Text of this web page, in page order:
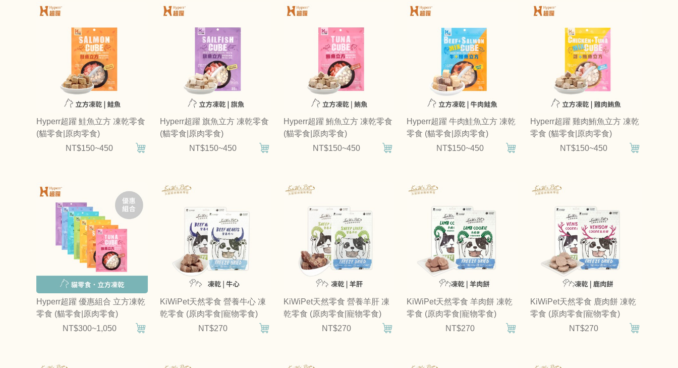
Hyperr超躍 鮭魚立方 凍乾零食
(貓零食|原肉零食)
NT$150~450
Hyperr超躍 旗魚立方 凍乾零食
(貓零食|原肉零食)
NT$150~450
Hyperr超躍 鮪魚立方 凍乾零食
(貓零食|原肉零食)
NT$150~450
Hyperr超躍 牛肉鮭魚立方 凍乾
零食 (貓零食|原肉零食)
NT$150~450
Hyperr超躍 雞肉鮪魚立方 凍乾
零食 (貓零食|原肉零食)
NT$150~450
Hyperr超躍 優惠組合 立方凍乾
零食 (貓零食|原肉零食)
NT$300~1,050
KiWiPet天然零食 營養牛心 凍
乾零食 (原肉零食|寵物零食)
NT$270
KiWiPet天然零食 營養羊肝 凍
乾零食 (原肉零食|寵物零食)
NT$270
KiWiPet天然零食 羊肉餅 凍乾
零食 (原肉零食|寵物零食)
NT$270
KiWiPet天然零食 鹿肉餅 凍乾
零食 (原肉零食|寵物零食)
NT$270